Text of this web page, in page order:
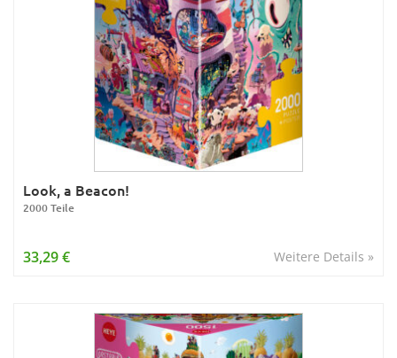
Look, a Beacon!
2000 Teile
Weitere Details »
33,29 €